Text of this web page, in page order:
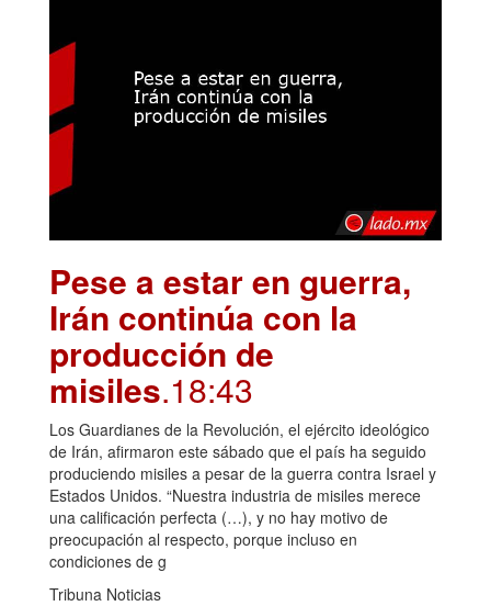
Pese a estar en guerra,
Irán continúa con la
producción de
misiles.18:43
Los Guardianes de la Revolución, el ejército ideológico
de Irán, afirmaron este sábado que el país ha seguido
produciendo misiles a pesar de la guerra contra Israel y
Estados Unidos. “Nuestra industria de misiles merece
una calificación perfecta (…), y no hay motivo de
preocupación al respecto, porque incluso en
condiciones de g
Tribuna Noticias